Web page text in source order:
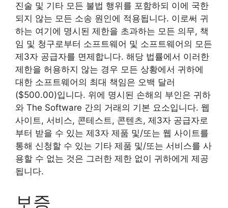
진술 및 기타 모든 불법 행위를 포함하되 이에 국한
되지 않는 모든 소송 원인에 적용됩니다. 이로써 귀
하는 여기에 명시된 제한을 초과하는 모든 의무, 책
임 및 청구로부터 소프트웨어 및 소프트웨어의 모든
제3자 공급자를 면제합니다. 해당 법률에서 이러한
제한을 허용하지 않는 경우 모든 상황에서 귀하에
대한 소프트웨어의 최대 책임은 오백 달러
($500.00)입니다. 위에 명시된 손해의 부인은 귀하
와 The Software 간의 거래의 기본 요소입니다. 웹
사이트, 서비스, 콘테스트, 콘텐츠, 제3자 공급자로
부터 받을 수 있는 제3자 제품 및/또는 웹 사이트를
통해 신청할 수 있는 기타 제품 및/또는 서비스를 사
용할 수 없는 것은 그러한 제한 없이 귀하에게 제공
됩니다.
보증